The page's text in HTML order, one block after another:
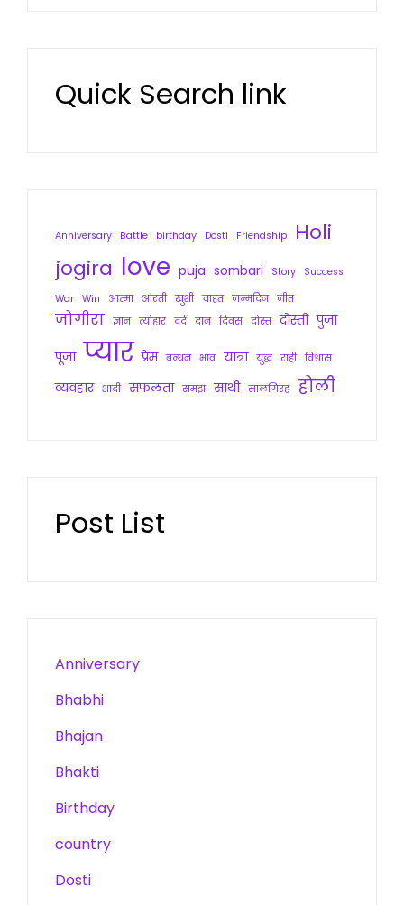
Quick Search link
Anniversary Battle birthday Dosti Friendship
Holi
jogira love puja sombari Story
Success
War Win आत्मा आरती खुशी चाहत जन्मदिन जीत
जोगीरा ज्ञान त्योहार दर्द दान दिवस दोस्त दोस्ती पुजा
पूजा प्यार प्रेम बन्धन भाव यात्रा युद्ध राही विश्वास
व्यवहार शादी सफलता समझ साथी सालगिरह होली
Post List
Anniversary
Bhabhi
Bhajan
Bhakti
Birthday
country
Dosti